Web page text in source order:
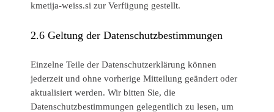
kmetija-weiss.si zur Verfügung gestellt.
2.6Geltung der Datenschutzbestimmungen
Einzelne Teile der Datenschutzerklärung können
jederzeit und ohne vorherige Mitteilung geändert oder
aktualisiert werden. Wir bitten Sie, die
Datenschutzbestimmungen gelegentlich zu lesen, um